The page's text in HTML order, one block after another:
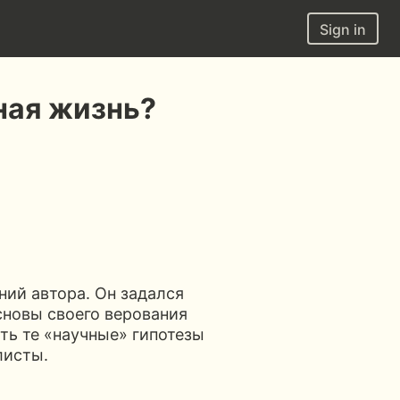
Sign in
жизнь?
автора. Он задался
своего верования
те «научные» гипотезы